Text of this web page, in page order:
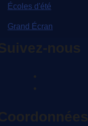
Écoles d'été
Grand Écran
nous